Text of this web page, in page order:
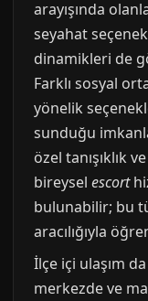
arayışında
seyahat
dinamikleri de
Farklı sosyal
yönelik
sunduğu
özel tanışıklık
bireysel escort
bulunabilir; bu
aracılığıyla
İlçe içi ulaşım
merkezde ve